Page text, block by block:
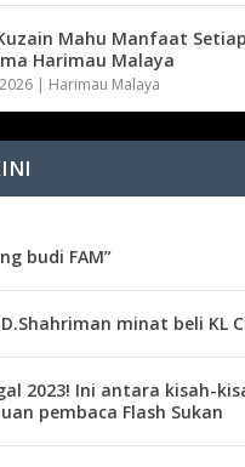
Mahu Manfaat
Harimau Malaya
Harimau Malaya
budi FAM”
minat beli KL
2023! Ini antara kisah-
pembaca Flash Sukan